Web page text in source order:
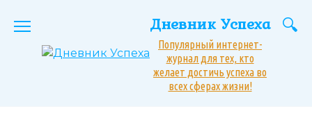
Дневник Успеха
Популярный интернет-
журнал для тех, кто
желает достичь успеха во
всех сферах жизни!